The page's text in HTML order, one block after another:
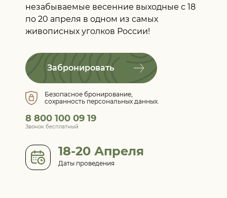
незабываемые весенние выходные с 18
по 20 апреля в одном из самых
живописных уголков России!
Забронировать
Безопасное бронирование,
сохранность персональных данных.
8 800 100 09 19
Звонок бесплатный
18-20 Апреля
Даты проведения